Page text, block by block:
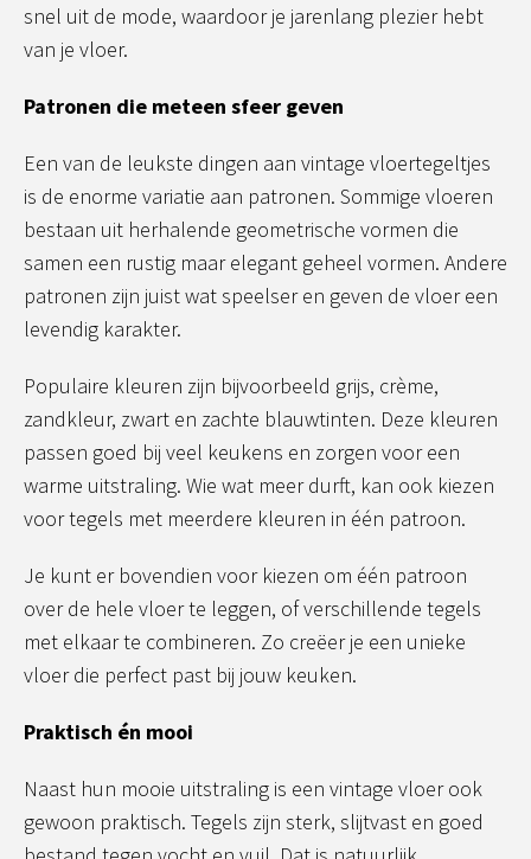
snel uit de mode, waardoor je jarenlang plezier hebt
van je vloer.
Patronen die meteen sfeer geven
Een van de leukste dingen aan vintage vloertegeltjes
is de enorme variatie aan patronen. Sommige vloeren
bestaan uit herhalende geometrische vormen die
samen een rustig maar elegant geheel vormen. Andere
patronen zijn juist wat speelser en geven de vloer een
levendig karakter.
Populaire kleuren zijn bijvoorbeeld grijs, crème,
zandkleur, zwart en zachte blauwtinten. Deze kleuren
passen goed bij veel keukens en zorgen voor een
warme uitstraling. Wie wat meer durft, kan ook kiezen
voor tegels met meerdere kleuren in één patroon.
Je kunt er bovendien voor kiezen om één patroon
over de hele vloer te leggen, of verschillende tegels
met elkaar te combineren. Zo creëer je een unieke
vloer die perfect past bij jouw keuken.
Praktisch én mooi
Naast hun mooie uitstraling is een vintage vloer ook
gewoon praktisch. Tegels zijn sterk, slijtvast en goed